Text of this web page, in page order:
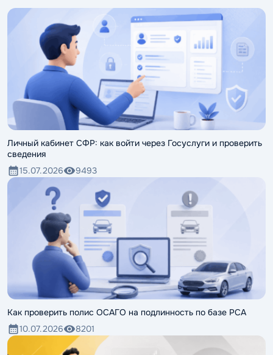
Личный кабинет СФР: как войти через Госуслуги и проверить
сведения
15.07.2026
9493
Как проверить полис ОСАГО на подлинность по базе РСА
10.07.2026
8201